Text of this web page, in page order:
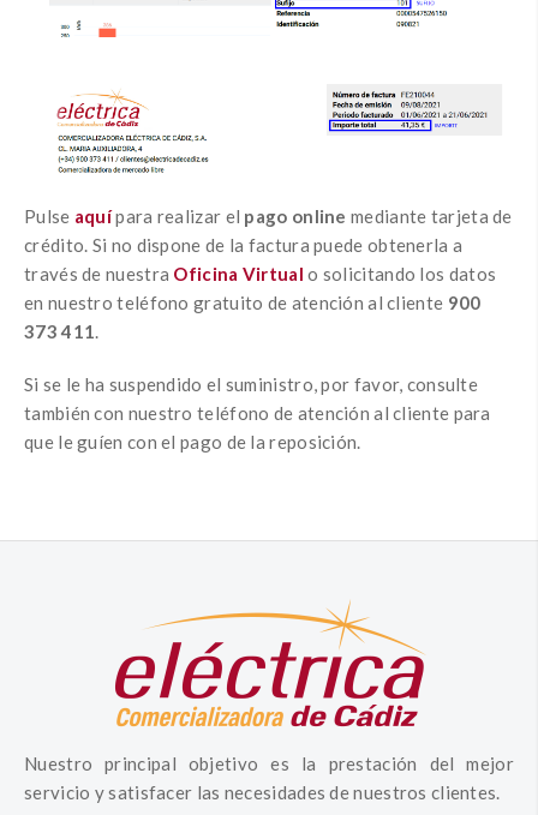
Pulse aquípara realizar el pago online mediante tarjeta de
crédito. Si no dispone de la factura puede obtenerla a
través de nuestra Oficina Virtual o solicitando los datos
en nuestro teléfono gratuito de atención al cliente 900
373 411.
Si se le ha suspendido el suministro, por favor, consulte
también con nuestro teléfono de atención al cliente para
que le guíen con el pago de la reposición.
Nuestro principal objetivo es la prestación del mejor
servicio y satisfacer las necesidades de nuestros clientes.